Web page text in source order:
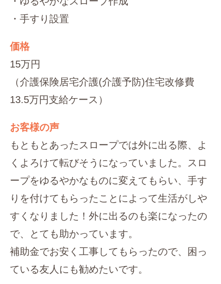
・手すり設置
価格
15万円
（介護保険居宅介護(介護予防)住宅改修費
13.5万円支給ケース）
お客様の声
もともとあったスロープでは外に出る際、よ
くよろけて転びそうになっていました。スロ
ープをゆるやかなものに変えてもらい、手す
りを付けてもらったことによって生活がしや
すくなりました！外に出るのも楽になったの
で、とても助かっています。
補助金でお安く工事してもらったので、困っ
ている友人にも勧めたいです。